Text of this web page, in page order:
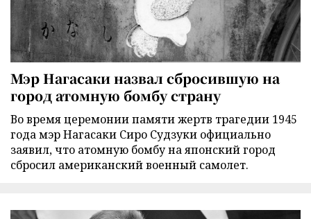
Мэр Нагасаки назвал сбросившую на
город атомную бомбу страну
Во время церемонии памяти жертв трагедии 1945
года мэр Нагасаки Сиро Судзуки официально
заявил, что атомную бомбу на японский город
сбросил американский военный самолет.